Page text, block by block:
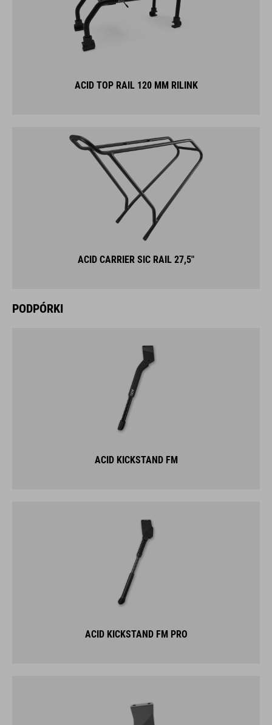
ACID TOP RAIL 120 MM RILINK
ACID CARRIER SIC RAIL 27,5"
PODPÓRKI
ACID KICKSTAND FM
ACID KICKSTAND FM PRO